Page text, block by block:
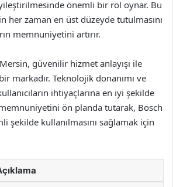
önemli bir rol oynar. Bu
her zaman en üst düzeyde tutulmasını
memnuniyetini artırır.
güvenilir hizmet anlayışı ile
markadır. Teknolojik donanımı ve
ihtiyaçlarına en iyi şekilde
ön planda tutarak, Bosch
şekilde kullanılmasını sağlamak için